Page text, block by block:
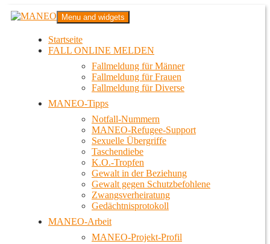
Zum
InhaltMANEO
Das schwule Anti-Gewalt-Projekt in Berlin
Menu and widgets
Startseite
FALL ONLINE MELDEN
Fallmeldung für Männer
Fallmeldung für Frauen
Fallmeldung für Diverse
MANEO-Tipps
Notfall-Nummern
MANEO-Refugee-Support
Sexuelle Übergriffe
Taschendiebe
K.O.-Tropfen
Gewalt in der Beziehung
Gewalt gegen Schutzbefohlene
Zwangsverheiratung
Gedächtnisprotokoll
MANEO-Arbeit
MANEO-Projekt-Profil